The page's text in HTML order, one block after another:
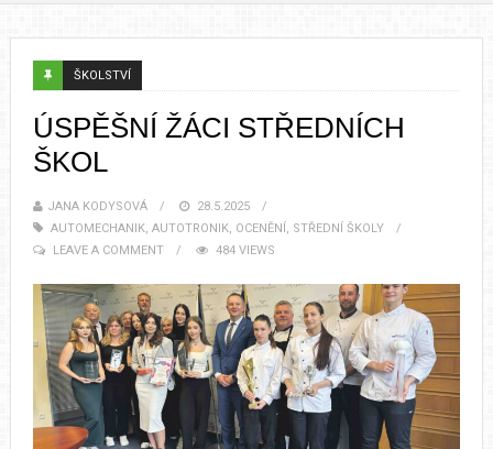
ŠKOLSTVÍ
ÚSPĚŠNÍ ŽÁCI STŘEDNÍCH
ŠKOL
JANA KODYSOVÁ
28.5.2025
AUTOMECHANIK, AUTOTRONIK, OCENĚNÍ , STŘEDNÍ ŠKOLY
LEAVE A COMMENT
484 VIEWS